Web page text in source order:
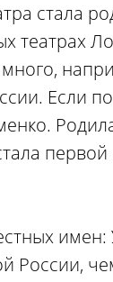
стала
театрах
Если
России,